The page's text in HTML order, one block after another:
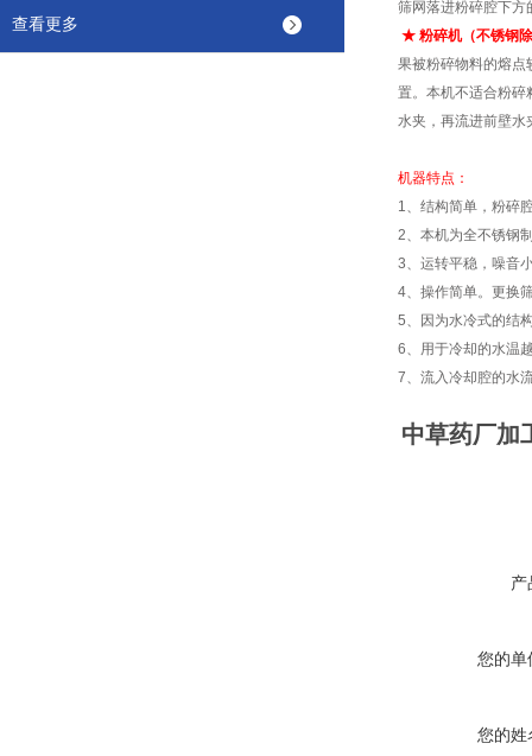
查看更多
筛网落进粉碎腔下方
★ 粉碎机（不锈钢
果被粉碎物料的熔点
置。本机不适合粉碎
水夹，再流进前壁水
机器特点：
1、结构简单，粉碎
2、本机为全不锈钢
3、运转平稳，噪音
4、操作简单。更换
5、因为水冷式的结
6、用于冷却的水温
7、流入冷却腔的水
中草药厂加
产
您的单
您的姓